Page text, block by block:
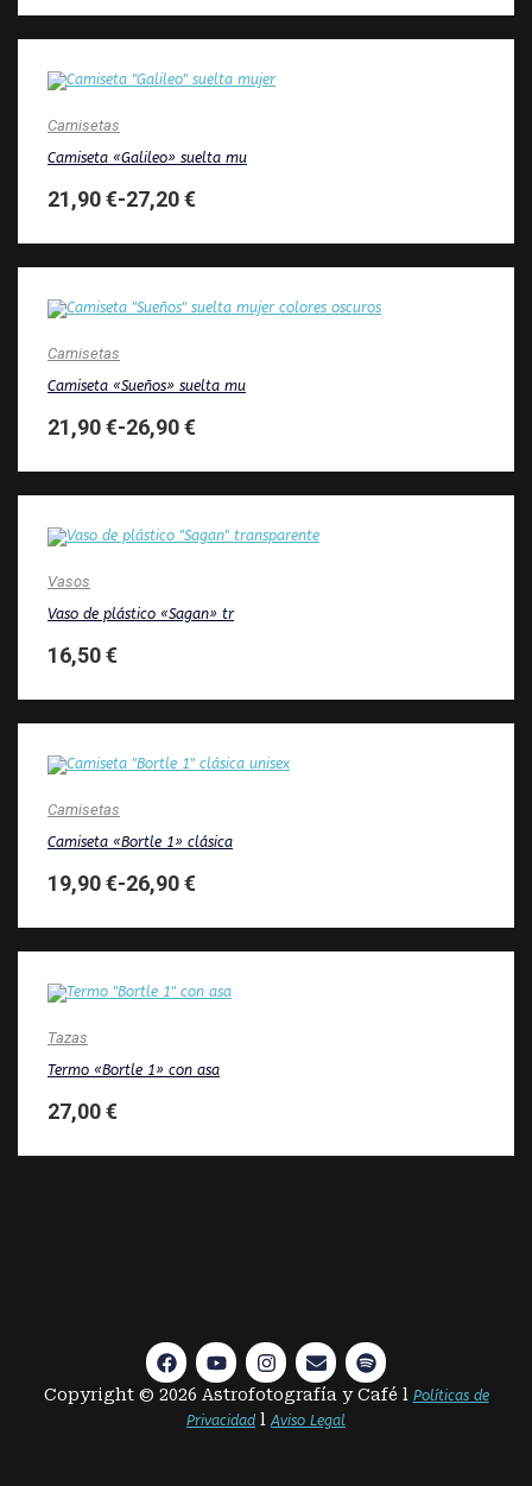
Camisetas
Camiseta «Galileo» suelta mu
21,90€-27,20€
Camisetas
Camiseta «Sueños» suelta mu
21,90€-26,90€
Vasos
Vaso de plástico «Sagan» tr
16,50€
Camisetas
Camiseta «Bortle 1» clásica
19,90€-26,90€
Tazas
Termo «Bortle 1» con asa
27,00€
Copyright © 2026 Astrofotografía y Café l Políticas de
Privacidad l Aviso Legal